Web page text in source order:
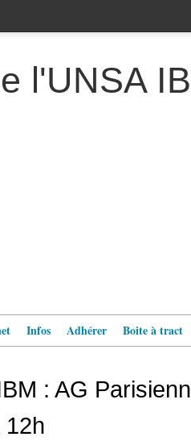
l'UNSA
Infos Adhérer Boite à tract
: AG
12h